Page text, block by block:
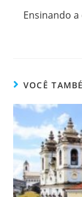
Ensinando
VOCÊ